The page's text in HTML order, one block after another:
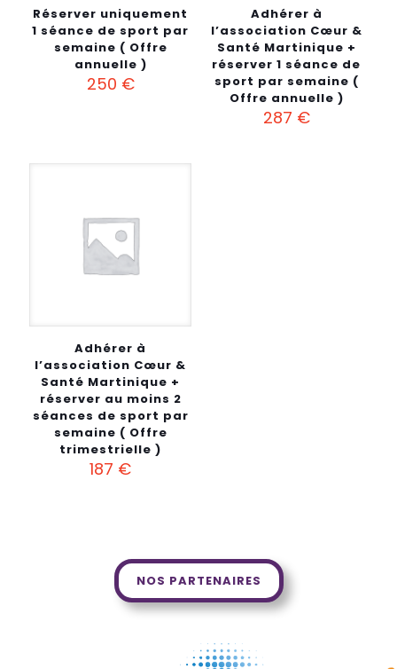
Réserver uniquement
1 séance de sport par
semaine ( Offre
annuelle )
250 €
Adhérer à
l’association Cœur &
Santé Martinique +
réserver 1 séance de
sport par semaine (
Offre annuelle )
287 €
Adhérer à
l’association Cœur &
Santé Martinique +
réserver au moins 2
séances de sport par
semaine ( Offre
trimestrielle )
187 €
NOS PARTENAIRES